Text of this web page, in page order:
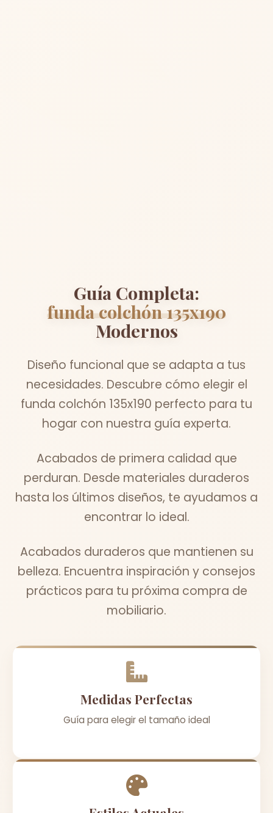
Guía Completa:
funda colchón 135x190
Modernos
Diseño funcional que se adapta a tus
necesidades. Descubre cómo elegir el
funda colchón 135x190 perfecto para tu
hogar con nuestra guía experta.
Acabados de primera calidad que
perduran. Desde materiales duraderos
hasta los últimos diseños, te ayudamos a
encontrar lo ideal.
Acabados duraderos que mantienen su
belleza. Encuentra inspiración y consejos
prácticos para tu próxima compra de
mobiliario.
Medidas Perfectas
Guía para elegir el tamaño ideal